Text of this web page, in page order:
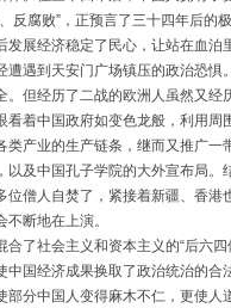
反腐败”， 正预言了三十四年后的
发展经济稳定了民心， 让站在血泊
遭遇到天安门广场镇压的政治恐惧。
但经历了二战的欧洲人虽然又经
看着中国政府如变色龙般，利用周
类产业的生产链条， 继而又推广一
以及中国孔子学院的大外宣布局。
位僧人自焚了，紧接着新疆、 香港
不断地在上演。
合了社会主义和资本主义的“后六四
中国经济成果换取了政治统治的合
部分中国人变得麻木不仁，更使人